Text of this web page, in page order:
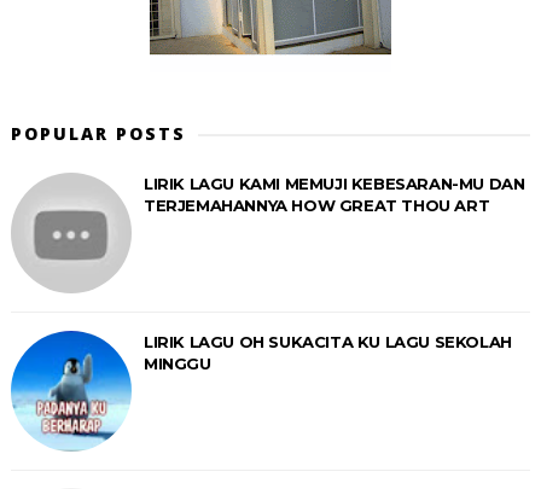
POPULAR POSTS
LIRIK LAGU KAMI MEMUJI KEBESARAN-MU DAN
TERJEMAHANNYA HOW GREAT THOU ART
LIRIK LAGU OH SUKACITA KU LAGU SEKOLAH
MINGGU